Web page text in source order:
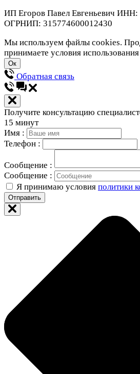
ИП Егоров Павел Евгеньевич ИНН:
ОГРНИП: 315774600012430
Мы используем файлы cookies.
принимаете условия использования
Ок
Обратная связь
Получите консультацию
15 минут
Имя :
Телефон :
Сообщение :
Сообщение :
Я принимаю условия политики
Отправить